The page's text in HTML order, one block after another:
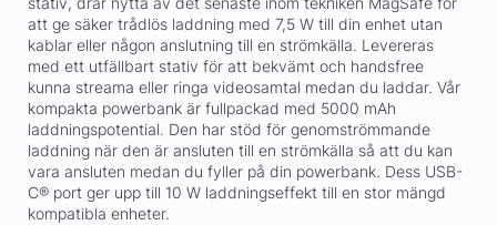
att ge säker trådlös laddning med 7,5 W till din enhet utan
kablar eller någon anslutning till en strömkälla. Levereras
med ett utfällbart stativ för att bekvämt och handsfree
kunna streama eller ringa videosamtal medan du laddar. Vår
kompakta powerbank är fullpackad med 5000 mAh
laddningspotential. Den har stöd för genomströmmande
laddning när den är ansluten till en strömkälla så att du kan
vara ansluten medan du fyller på din powerbank. Dess USB-
C® port ger upp till 10 W laddningseffekt till en stor mängd
kompatibla enheter.